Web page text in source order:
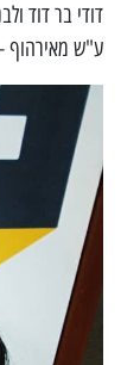
דודי בר דוד
ע"ש מאירהוף – רובע ב' שלישי,